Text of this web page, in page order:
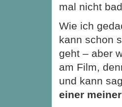
mal nicht
Wie ich
kann schon
geht – aber
am Film,
und kann
einer